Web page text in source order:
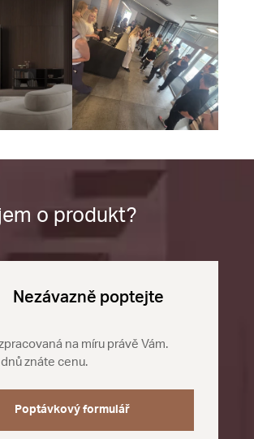
o produkt?
Nezávazně poptejte
na míru právě Vám.
znáte cenu.
Poptávkový formulář